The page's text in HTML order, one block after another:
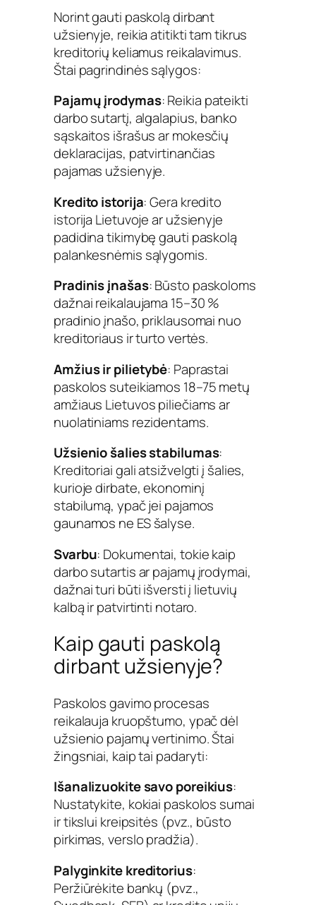
Norint gauti paskolą dirbant
užsienyje, reikia atitikti tam tikrus
kreditorių keliamus reikalavimus.
Štai pagrindinės sąlygos:
Pajamų įrodymas: Reikia pateikti
darbo sutartį, algalapius, banko
sąskaitos išrašus ar mokesčių
deklaracijas, patvirtinančias
pajamas užsienyje.
Kredito istorija: Gera kredito
istorija Lietuvoje ar užsienyje
padidina tikimybę gauti paskolą
palankesnėmis sąlygomis.
Pradinis įnašas: Būsto paskoloms
dažnai reikalaujama 15–30 %
pradinio įnašo, priklausomai nuo
kreditoriaus ir turto vertės.
Amžius ir pilietybė: Paprastai
paskolos suteikiamos 18–75 metų
amžiaus Lietuvos piliečiams ar
nuolatiniams rezidentams.
Užsienio šalies stabilumas:
Kreditoriai gali atsižvelgti į šalies,
kurioje dirbate, ekonominį
stabilumą, ypač jei pajamos
gaunamos ne ES šalyse.
Svarbu: Dokumentai, tokie kaip
darbo sutartis ar pajamų įrodymai,
dažnai turi būti išversti į lietuvių
kalbą ir patvirtinti notaro.
Kaip gauti paskolą
dirbant užsienyje?
Paskolos gavimo procesas
reikalauja kruopštumo, ypač dėl
užsienio pajamų vertinimo. Štai
žingsniai, kaip tai padaryti:
Išanalizuokite savo poreikius:
Nustatykite, kokiai paskolos sumai
ir tikslui kreipsitės (pvz., būsto
pirkimas, verslo pradžia).
Palyginkite kreditorius:
Peržiūrėkite bankų (pvz.,